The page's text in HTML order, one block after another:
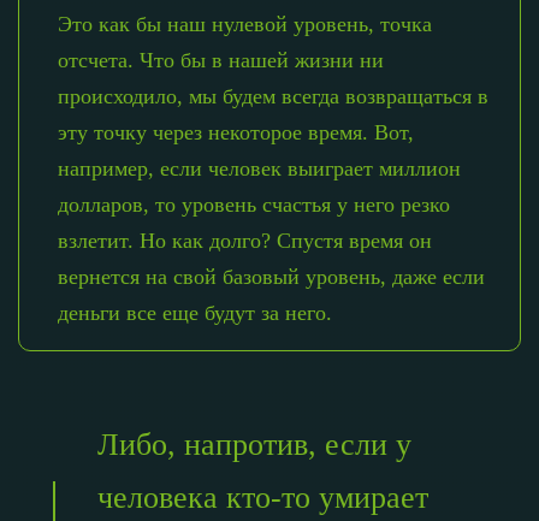
Это как бы наш нулевой уровень, точка
отсчета. Что бы в нашей жизни ни
происходило, мы будем всегда возвращаться в
эту точку через некоторое время. Вот,
например, если человек выиграет миллион
долларов, то уровень счастья у него резко
взлетит. Но как долго? Спустя время он
вернется на свой базовый уровень, даже если
деньги все еще будут за него.
Либо, напротив, если у
человека кто-то умирает